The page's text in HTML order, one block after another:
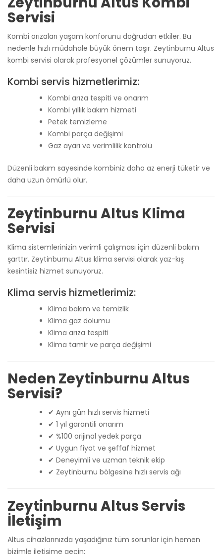
Servisi
Kombi arızaları yaşam konforunu doğrudan etkiler. Bu
nedenle hızlı müdahale büyük önem taşır. Zeytinburnu Altus
kombi servisi olarak profesyonel çözümler sunuyoruz.
Kombi servis hizmetlerimiz:
Kombi arıza tespiti ve onarım
Kombi yıllık bakım hizmeti
Petek temizleme
Kombi parça değişimi
Gaz ayarı ve verimlilik kontrolü
Düzenli bakım sayesinde kombiniz daha az enerji tüketir ve
daha uzun ömürlü olur.
Zeytinburnu Altus Klima
Servisi
Klima sistemlerinizin verimli çalışması için düzenli bakım
şarttır. Zeytinburnu Altus klima servisi olarak yaz-kış
kesintisiz hizmet sunuyoruz.
Klima servis hizmetlerimiz:
Klima bakım ve temizlik
Klima gaz dolumu
Klima arıza tespiti
Klima tamir ve parça değişimi
Neden Zeytinburnu Altus
Servisi?
✔ Aynı gün hızlı servis hizmeti
✔ 1 yıl garantili onarım
✔ %100 orijinal yedek parça
✔ Uygun fiyat ve şeffaf hizmet
✔ Deneyimli ve uzman teknik ekip
✔ Zeytinburnu bölgesine hızlı servis ağı
Zeytinburnu Altus Servis
İletişim
Altus cihazlarınızda yaşadığınız tüm sorunlar için hemen
bizimle iletişime geçin: